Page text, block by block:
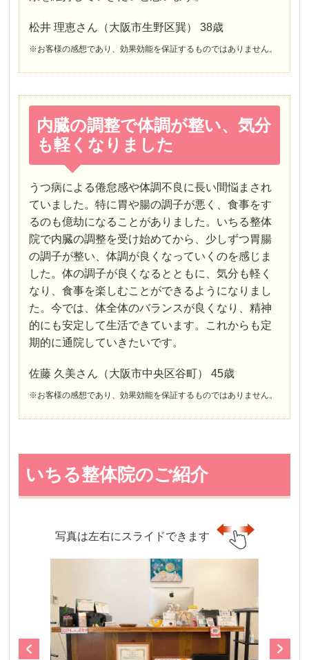
松井 理恵さん（大阪市生野区巽） 38歳
※お客様の感想であり、効果効能を保証するものではありません。
内臓の調整で体調が整い、気分
も軽くなりました
うつ病による倦怠感や体調不良に長い間悩まされ
ていました。特に胃や腸の調子が悪く、食事をす
るのも億劫になることがありました。いちる整体
院で内臓の調整を受け始めてから、少しずつ胃腸
の調子が整い、体調が良くなっていくのを感じま
した。体の調子が良くなるとともに、気分も軽く
なり、食事を楽しむことができるようになりまし
た。今では、体全体のバランスが良くなり、精神
的にも安定して生活できています。これからも定
期的に通院していきたいです。
佐藤 久美さん（大阪市中央区谷町） 45歳
※お客様の感想であり、効果効能を保証するものではありません。
いちる整体院のご紹介
写真は左右にスライドできます